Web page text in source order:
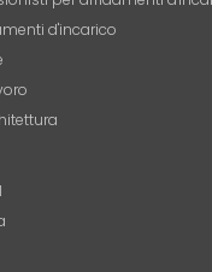
d'incarico